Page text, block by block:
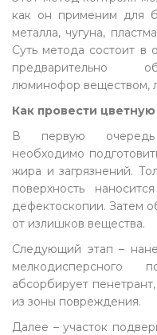
как он применим для
металла, чугуна,
Суть метода состоит в
предварительно
люминофор веществом,
Как провести
В первую очередь
необходимо
жира и загрязнений.
поверхность
дефектоскопии. Затем
от излишков вещества.
Следующий этап –
абсорбирует
из зоны повреждения.
Далее – участок